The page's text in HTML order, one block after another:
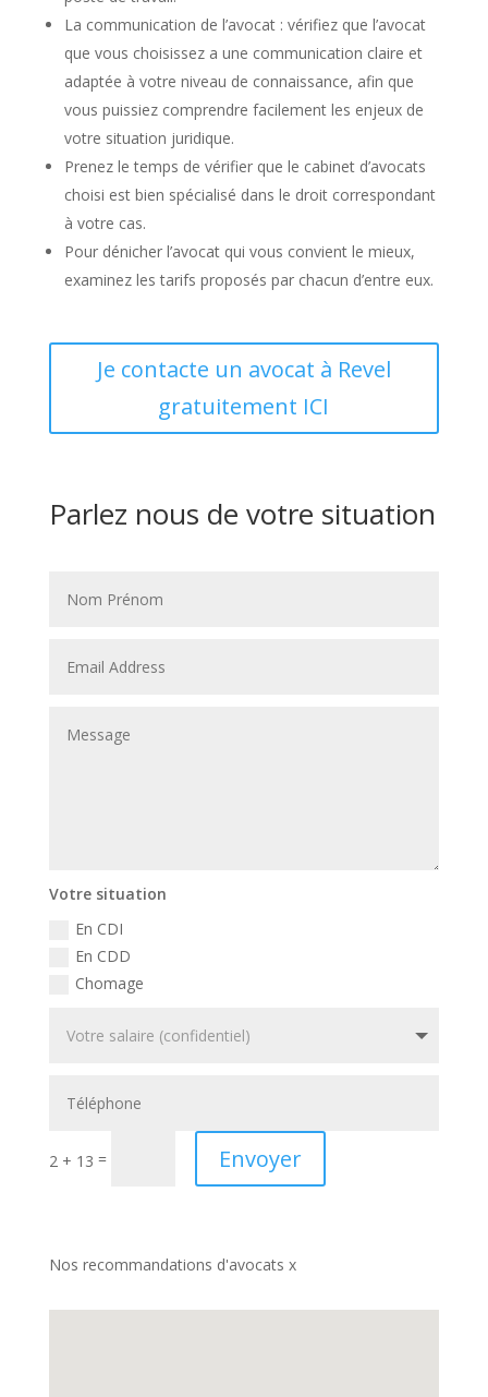
La communication de l’avocat : vérifiez que l’avocat
que vous choisissez a une communication claire et
adaptée à votre niveau de connaissance, afin que
vous puissiez comprendre facilement les enjeux de
votre situation juridique.
Prenez le temps de vérifier que le cabinet d’avocats
choisi est bien spécialisé dans le droit correspondant
à votre cas.
Pour dénicher l’avocat qui vous convient le mieux,
examinez les tarifs proposés par chacun d’entre eux.
Je contacte un avocat à Revel
gratuitement ICI
Parlez nous de votre situation
Votre situation
En CDI
En CDD
Chomage
2 + 13 = Envoyer
Nos recommandations d'avocats x